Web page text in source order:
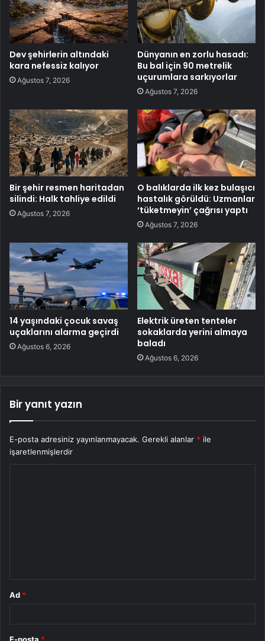
Dev şehirlerin altındaki
kara nefessiz kalıyor
Ağustos 7, 2026
Dünyanın en zorlu hasadı:
Bu bal için 90 metrelik
uçurumlara sarkıyorlar
Ağustos 7, 2026
Bir şehir resmen haritadan
silindi: Halk tahliye edildi
Ağustos 7, 2026
O balıklarda ilk kez bulaşıcı
hastalık görüldü: Uzmanlar
‘tüketmeyin’ çağrısı yaptı
Ağustos 7, 2026
14 yaşındaki çocuk savaş
uçaklarını alarma geçirdi
Ağustos 6, 2026
Elektrik üreten tenteler
sokaklarda yerini almaya
baladı
Ağustos 6, 2026
Bir yanıt yazın
E-posta adresiniz yayınlanmayacak. Gerekli alanlar * ile
işaretlenmişlerdir
Ad *